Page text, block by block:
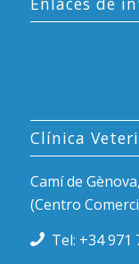
Clínica
Camí de
(Centro
Tel: +34 971